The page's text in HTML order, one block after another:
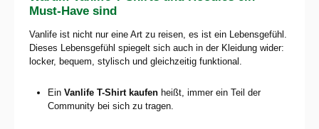
Must-Have sind
Vanlife ist nicht nur eine Art zu reisen, es ist ein Lebensgefühl.
Dieses Lebensgefühl spiegelt sich auch in der Kleidung wider:
locker, bequem, stylisch und gleichzeitig funktional.
Ein Vanlife T-Shirt kaufenheißt, immer ein Teil der
Community bei sich zu tragen.